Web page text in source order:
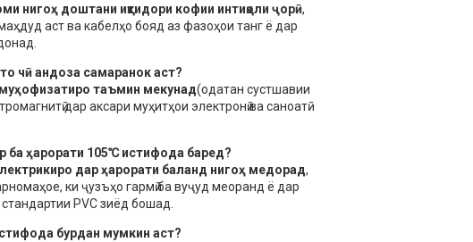
нигоҳ доштани иқтидори кофии интиқоли ҷорӣ,
аст ва кабелҳо бояд аз фазоҳои танг ё дар
чӣ андоза самаранок аст?
таъмин мекунад(одатан сустшавии
дар аксари муҳитҳои электронӣ ва саноатӣ
ба ҳарорати 105℃ истифода баред?
дар ҳарорати баланд нигоҳ медорад,
ки ҷузъҳо гармӣ ба вуҷуд меоранд ё дар
PVC зиёд бошад.
бурдан мумкин аст?